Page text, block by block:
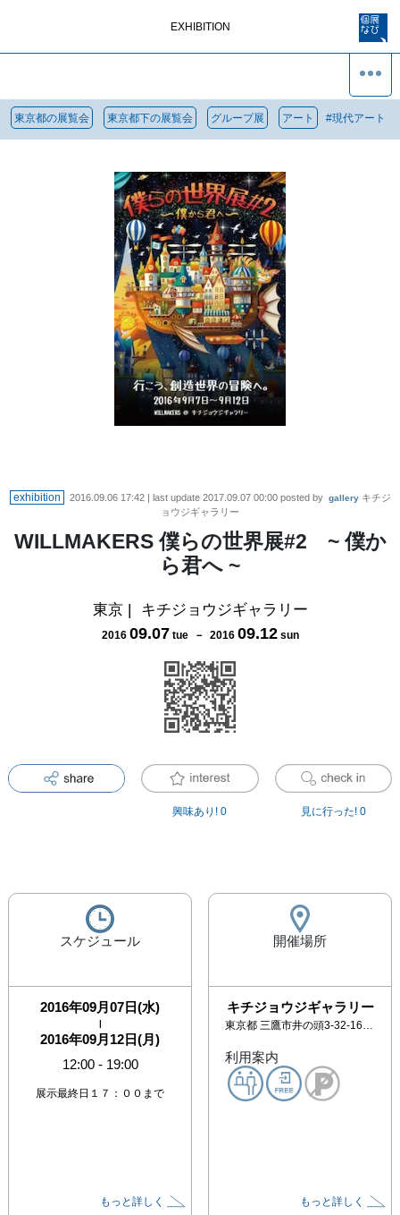
EXHIBITION
東京都の展覧会 東京都下の展覧会 グループ展 アート #現代アート
exhibition 2016.09.06 17:42| last update 2017.09.07 00:00posted by gallery キチジ
ョウジギャラリー
WILLMAKERS 僕らの世界展#2 ~ 僕か
ら君へ ~
東京| キチジョウジギャラリー
2016 09.07 tue－ 2016 09.12 sun
興味あり! 0 見に行った! 0
スケジュール
2016年09月07日(水)
|
2016年09月12日(月)
12:00- 19:00
展示最終日１７：００まで
もっと詳しく
開催場所
キチジョウジギャラリー
東京都 三鷹市井の頭3-32-16 セブンスターマンション105
利用案内
もっと詳しく